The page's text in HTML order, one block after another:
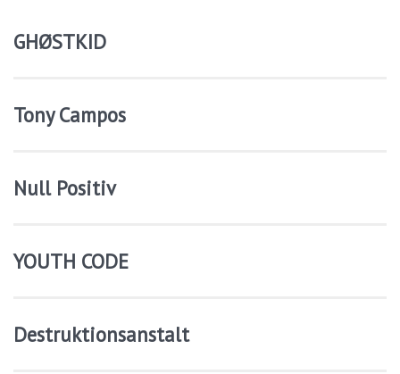
GHØSTKID
Tony Campos
Null Positiv
YOUTH CODE
Destruktionsanstalt